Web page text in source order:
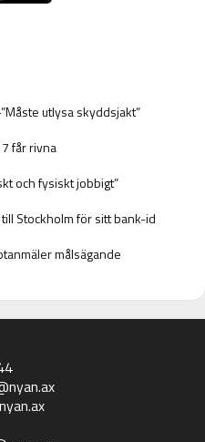
utlysa skyddsjakt”
får rivna
och fysiskt jobbigt”
Stockholm för sitt bank-id
målsägande